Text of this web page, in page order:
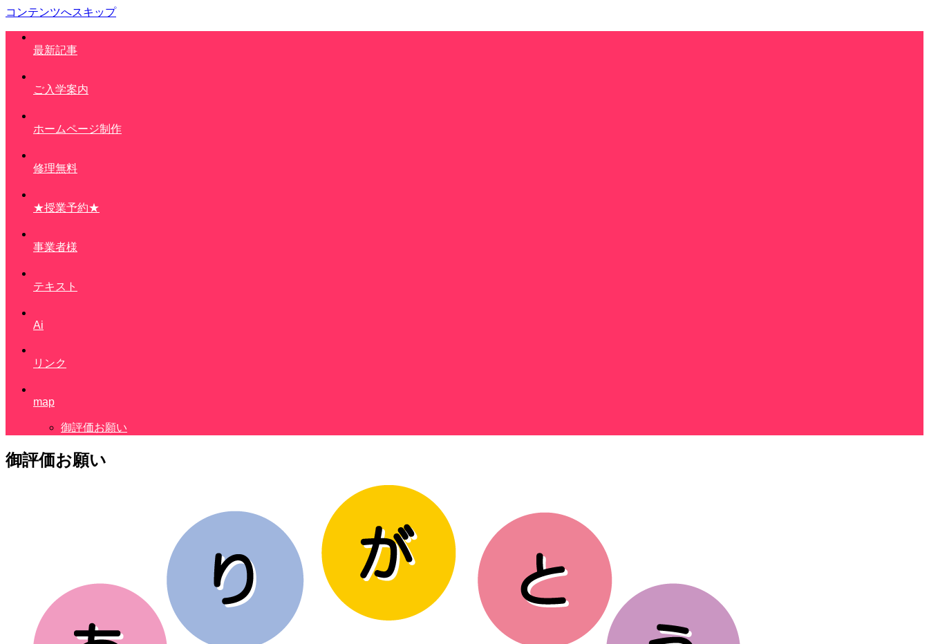
コンテンツへスキップ
最新記事
ご入学案内
ホームページ制作
修理無料
★授業予約★
事業者様
テキスト
Ai
リンク
map
御評価お願い
御評価お願い